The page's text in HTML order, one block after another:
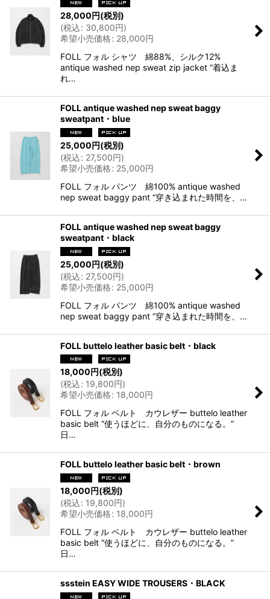
28,000円(税別)
(税込: 30,800円)
希望小売価格: 28,000円
FOLL フォル シャツ 綿88%、シルク12%
antique washed nep sweat zip jacket “着込ま
れ…
FOLL antique washed nep sweat baggy
sweatpant・blue
25,000円(税別)
(税込: 27,500円)
希望小売価格: 25,000円
FOLL フォル パンツ 綿100% antique washed
nep sweat baggy pant “穿き込まれた時間を、…
FOLL antique washed nep sweat baggy
sweatpant・black
25,000円(税別)
(税込: 27,500円)
希望小売価格: 25,000円
FOLL フォル パンツ 綿100% antique washed
nep sweat baggy pant “穿き込まれた時間を、…
FOLL buttelo leather basic belt・black
18,000円(税別)
(税込: 19,800円)
希望小売価格: 18,000円
FOLL フォル ベルト カウレザー buttelo leather
basic belt “使うほどに、自分のものになる。”
日…
FOLL buttelo leather basic belt・brown
18,000円(税別)
(税込: 19,800円)
希望小売価格: 18,000円
FOLL フォル ベルト カウレザー buttelo leather
basic belt “使うほどに、自分のものになる。”
日…
ssstein EASY WIDE TROUSERS・BLACK